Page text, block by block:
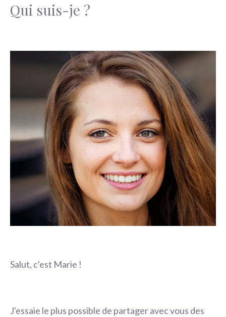
Qui suis-je ?
Salut, c'est Marie !
J'essaie le plus possible de partager avec vous des